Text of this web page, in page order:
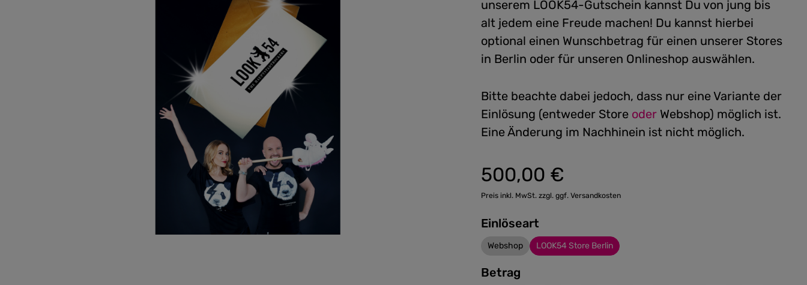
unserem LOOK54-Gutschein kannst Du von jung bis
alt jedem eine Freude machen! Du kannst hierbei
optional einen Wunschbetrag für einen unserer Stores
in Berlin oder für unseren Onlineshop auswählen.
Bitte beachte dabei jedoch, dass nur eine Variante der
Einlösung (entweder Store oder Webshop) möglich ist.
Eine Änderung im Nachhinein ist nicht möglich.
Regulärer Preis:
500,00 €
Preis inkl. MwSt. zzgl. ggf. Versandkosten
Einlöseart
Webshop LOOK54 Store Berlin
Betrag